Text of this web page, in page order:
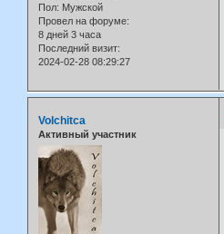
Пол: Мужской
Провел на форуме:
8 дней 3 часа
Последний визит:
2024-02-28 08:29:27
Volchitca
Активный участник